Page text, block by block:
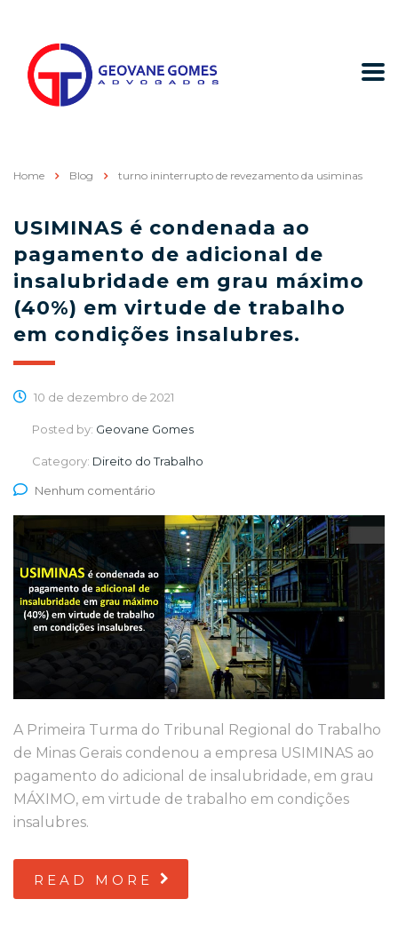
Home Blog turno ininterrupto de revezamento da usiminas
USIMINAS é condenada ao
pagamento de adicional de
insalubridade em grau máximo
(40%) em virtude de trabalho
em condições insalubres.
10 de dezembro de 2021
Posted by: Geovane Gomes
Category: Direito do Trabalho
Nenhum comentário
A Primeira Turma do Tribunal Regional do Trabalho
de Minas Gerais condenou a empresa USIMINAS ao
pagamento do adicional de insalubridade, em grau
MÁXIMO, em virtude de trabalho em condições
insalubres.
READ MORE